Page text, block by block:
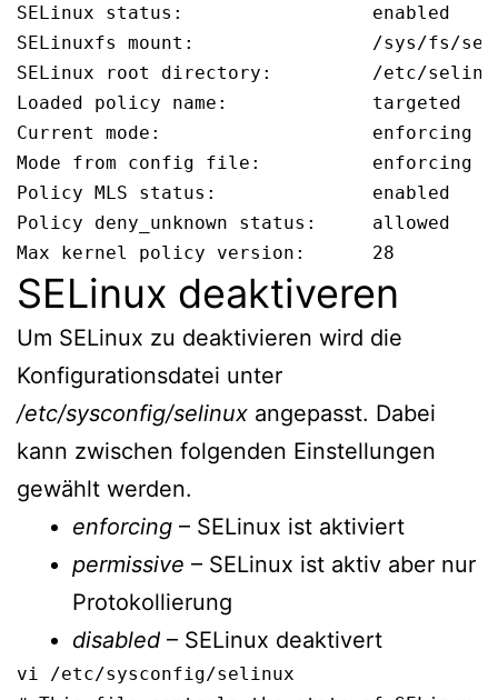
SELinux status:                 enabled
SELinuxfs mount:                /sys/fs/
SELinux root directory:         /etc/
Loaded policy name:             targeted
Current mode:                   enforcing
Mode from config file:          enforcing
Policy MLS status:              enabled
Policy deny_unknown status:     allowed
Max kernel policy version:      28
SELinux deaktiveren
Um SELinux zu deaktivieren wird die
Konfigurationsdatei unter
/etc/sysconfig/selinux angepasst. Dabei
kann zwischen folgenden Einstellungen
gewählt werden.
enforcing – SELinux ist aktiviert
permissive – SELinux ist aktiv aber nur
Protokollierung
disabled – SELinux deaktivert
vi /etc/sysconfig/selinux